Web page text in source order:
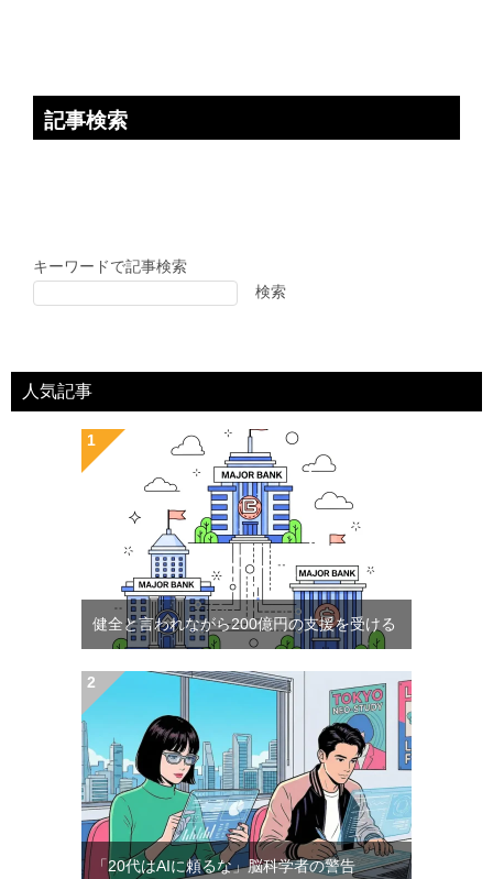
記事検索
キーワードで記事検索
検索
人気記事
健全と言われながら200億円の支援を受ける
「20代はAIに頼るな」脳科学者の警告